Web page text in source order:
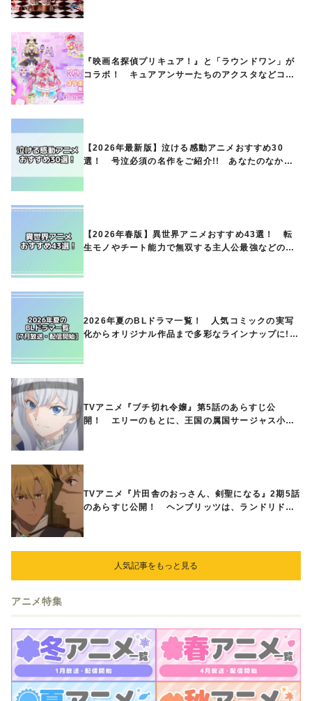
『映画名探偵プリキュア！』と「ラウンドワン」が
コラボ！ キュアアンサーたちのアクスタなどコラ
【2026年最新版】泣ける感動アニメおすすめ30
選！ 号泣必須の名作をご紹介!! あなたのなかの
【2026年春版】異世界アニメおすすめ43選！ 転
生モノやチート能力で無双する主人公最強などの人
2026年夏のBLドラマ一覧！ 人気コミックの実写
化からオリジナル作品まで多彩なラインナップに!!
TVアニメ『ブチ切れ令嬢』第5話のあらすじ公
開！ エリーのもとに、王国の属国サージャス小王
TVアニメ『片田舎のおっさん、剣聖になる』2期5話
のあらすじ公開！ ヘンブリッツは、ランドリドに
人気記事をもっと見る
アニメ特集